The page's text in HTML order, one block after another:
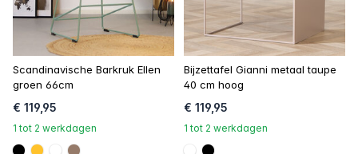
Scandinavische Barkruk Ellen
groen 66cm
€ 119,95
1 tot 2 werkdagen
Bijzettafel Gianni metaal taupe
40 cm hoog
€ 119,95
1 tot 2 werkdagen